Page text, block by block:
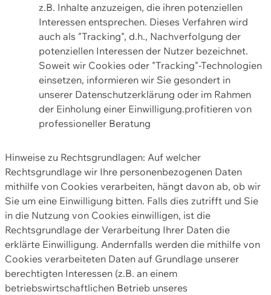
z.B. Inhalte anzuzeigen, die ihren potenziellen
Interessen entsprechen. Dieses Verfahren wird
auch als "Tracking", d.h., Nachverfolgung der
potenziellen Interessen der Nutzer bezeichnet.
Soweit wir Cookies oder "Tracking"-Technologien
einsetzen, informieren wir Sie gesondert in
unserer Datenschutzerklärung oder im Rahmen
der Einholung einer Einwilligung.profitieren von
professioneller Beratung
Hinweise zu Rechtsgrundlagen: Auf welcher
Rechtsgrundlage wir Ihre personenbezogenen Daten
mithilfe von Cookies verarbeiten, hängt davon ab, ob wir
Sie um eine Einwilligung bitten. Falls dies zutrifft und Sie
in die Nutzung von Cookies einwilligen, ist die
Rechtsgrundlage der Verarbeitung Ihrer Daten die
erklärte Einwilligung. Andernfalls werden die mithilfe von
Cookies verarbeiteten Daten auf Grundlage unserer
berechtigten Interessen (z.B. an einem
betriebswirtschaftlichen Betrieb unseres